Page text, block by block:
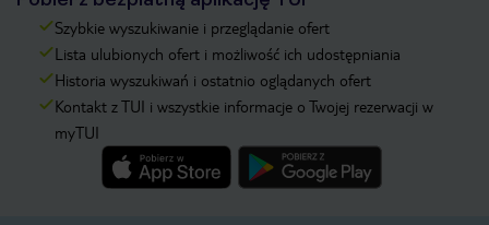
Szybkie wyszukiwanie i przeglądanie ofert
Lista ulubionych ofert i możliwość ich udostępniania
Historia wyszukiwań i ostatnio oglądanych ofert
Kontakt z TUI i wszystkie informacje o Twojej rezerwacji w
myTUI